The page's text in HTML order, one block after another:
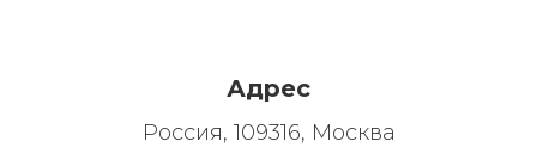
Адрес
Россия, 109316, Москва